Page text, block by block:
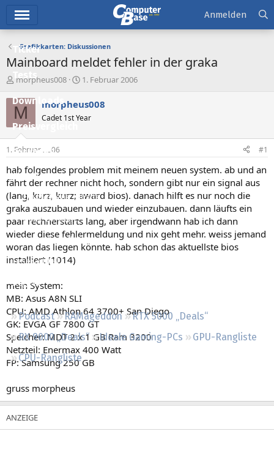
Ticker
Tests
Downloads
Preisvergleich
Forum
Aktuelles
Empfohlene Inhalte
Neue Beiträge
Neueste Aktivitäten
Leserartikel
Regeln
Podcast RAMageddon
RTX 5000 „Deals“
RX 9000 „Deals“
Ideale Gaming-PCs
GPU-Rangliste
CPU-Rangliste
Anmelden
Grafikkarten: Diskussionen
Mainboard meldet fehler in der graka
E
s
t
e
l
e
r
morpheus008
E
s
e
t
a
m
1. Februar 2006
M morpheus008
Cadet 1st Year
1. Februar 2006 #1
hab folgendes problem mit meinem neuen system. ab und an
fährt der rechner nicht hoch, sondern gibt nur ein signal aus
(lang, kurz, kurz; award bios). danach hilft es nur noch die
graka auszubauen und wieder einzubauen. dann läufts ein
paar rechnerstarts lang, aber irgendwann hab ich dann
wieder diese fehlermeldung und nix geht mehr. weiss jemand
woran das liegen könnte. hab schon das aktuellste bios
installiert (1014)
mein System:
MB: Asus A8N SLI
CPU: AMD Athlon 64 3700+ San Diego
GK: EVGA GF 7800 GT
Speicher: MDT 2 x 1 GB Ram 3200
Netzteil: Enermax 400 Watt
FP: Samsung 250 GB
gruss morpheus